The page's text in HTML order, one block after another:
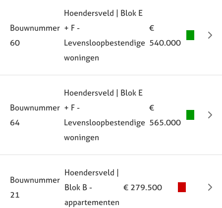
Bouwnummer
60
Hoendersveld | Blok E
+ F -
Levensloopbestendige
woningen
€
540.000
Bouwnummer
64
Hoendersveld | Blok E
+ F -
Levensloopbestendige
woningen
€
565.000
Bouwnummer
21
Hoendersveld |
Blok B -
appartementen
€ 279.500